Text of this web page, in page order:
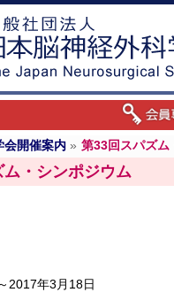
会開催案内 » 第33回スパズム
・シンポジウム
2017年3月18日